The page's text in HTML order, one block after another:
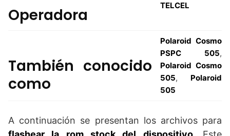
Operadora TELCEL
También conocido
como
Polaroid Cosmo
PSPC 505,
Polaroid Cosmo
505, Polaroid
505
A continuación se presentan los archivos para